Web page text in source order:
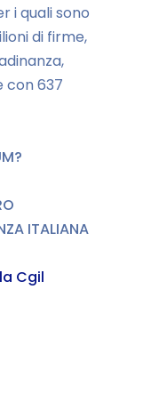
i quali sono
di firme,
con 637
ITALIANA
Cgil